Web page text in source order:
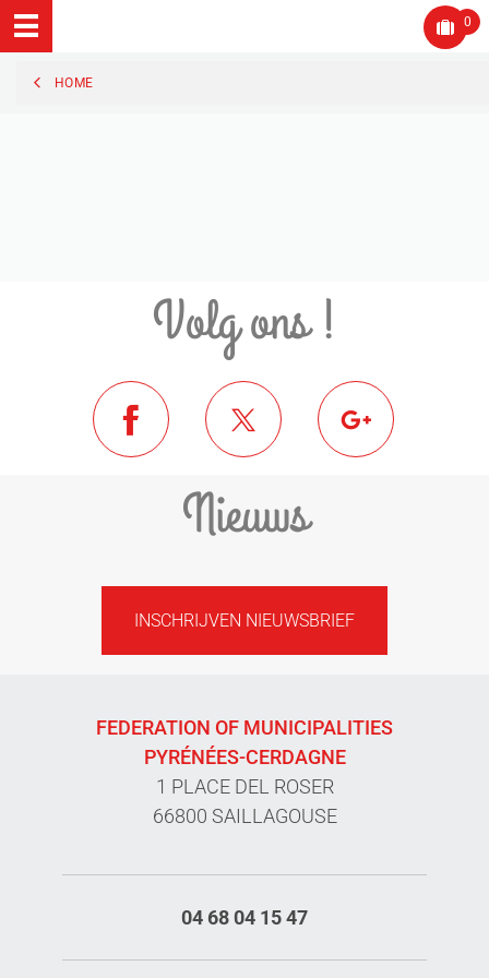
0
HOME
Volg ons !
Nieuws
INSCHRIJVEN NIEUWSBRIEF
FEDERATION OF MUNICIPALITIES
PYRÉNÉES-CERDAGNE
1 PLACE DEL ROSER
66800 SAILLAGOUSE
04 68 04 15 47